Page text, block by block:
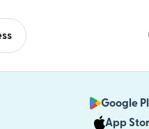
Google
App